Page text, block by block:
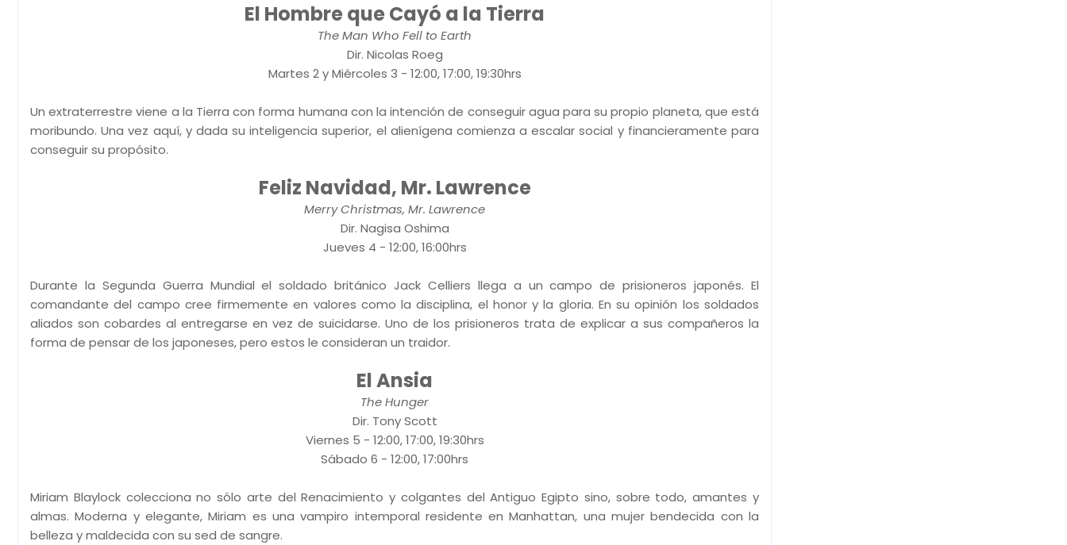
El Hombre que Cayó a la Tierra
The Man Who Fell to Earth
Dir. Nicolas Roeg
Martes 2 y Miércoles 3 - 12:00, 17:00, 19:30hrs
Un extraterrestre viene a la Tierra con forma humana con la intención de conseguir agua para su propio planeta, que está
moribundo. Una vez aquí, y dada su inteligencia superior, el alienígena comienza a escalar social y financieramente para
conseguir su propósito.
Feliz Navidad, Mr. Lawrence
Merry Christmas, Mr. Lawrence
Dir. Nagisa Oshima
Jueves 4 - 12:00, 16:00hrs
Durante la Segunda Guerra Mundial el soldado británico Jack Celliers llega a un campo de prisioneros japonés. El
comandante del campo cree firmemente en valores como la disciplina, el honor y la gloria. En su opinión los soldados
aliados son cobardes al entregarse en vez de suicidarse. Uno de los prisioneros trata de explicar a sus compañeros la
forma de pensar de los japoneses, pero estos le consideran un traidor.
El Ansia
The Hunger
Dir. Tony Scott
Viernes 5 - 12:00, 17:00, 19:30hrs
Sábado 6 - 12:00, 17:00hrs
Miriam Blaylock colecciona no sólo arte del Renacimiento y colgantes del Antiguo Egipto sino, sobre todo, amantes y
almas. Moderna y elegante, Miriam es una vampiro intemporal residente en Manhattan, una mujer bendecida con la
belleza y maldecida con su sed de sangre.